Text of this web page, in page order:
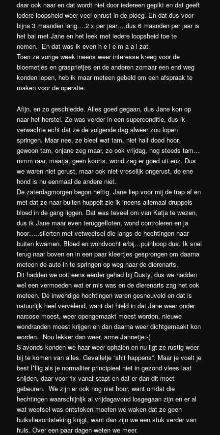
daar ook naar en dat wordt niet door iedereen gepikt en dat geeft
iedere loopsheid weer veel onrust in de ploeg. En dat dus voor
bijna 3 maanden lang….2 x per jaar….dus 6 maanden per jaar is
het bal met Jane en het leek met iedere loopsheid toe te
nemen. En dat was ik even h e l e m a a l zat.
Toen ze vorige week ineens weer interesse kreeg voor de
bloemetjes en grasprietjes en de anderen zomaar een end weg
konden lopen, heb ik maar meteen gebeld om een afspraak te
maken voor de operatie.
Afijn, en zo geschiedde. Alles goed gegaan, dus Jane kon op
naar het herstel. Ze was verder in een superconditie, dus ik
verwachte echt dat ze de volgende dag alweer zou lopen
springen. Maar nee, ze bleef wat tam, niet half dood hoor,
gewoon tam, onjane zeg maar, zo ook vrijdag, nog steeds tam…
mmm raar, maarja, geen koorts, wond zag er goed uit enz. Dus
we waren niet gerust, maar ook niet vreselijk ongerust, de ene
hond is nu eenmaal de andere niet.
De zaterdagmorgen begon heftig. Jane liep voor mij de trap af en
met dat ze naar buiten huppelt zie ik ineens allemaal druppels
bloed in de gang liggen. Dat was teveel om van Katja te wezen,
dus ik Jane maar even teruggefloten, wond controleren en ja
hoor…..slierten met vetweefsel die langs de hechtingen naar
buiten kwamen. Bloed en wondvocht erbij…puinhoop dus. Ik snel
terug naar boven en in een paar kleertjes gesprongen om daarna
meteen de auto in te springen op weg naar de dierenarts.
Dit hadden we ooit eens eerder gehad bij Dusty, dus we hadden
wel een vermoeden wat er mis was en de dierenarts zag het ook
meteen. De inwendige hechtingen waren gesneuveld en dat is
natuurlijk heel vervelend, want dat hield in dat Jane weer onder
narcose moest, weer opengemaakt moest worden, nieuwe
wondranden moest krijgen en dan daarna weer dichtgemaakt kon
worden. Nou lekker dan weer, arme Jannetje:-(
S’avonds konden we haar weer ophalen en nu ligt ze rustig weer
bij te komen van alles. Gevalletje “shit happens”. Maar je voelt je
best l*llig als je normaliter principieel niet in gezond vlees laat
snijden, daar voor 1x vanaf stapt en dat er dan dit moet
gebeuren. We zijn er ook nog niet hoor, want omdat die
hechtingen waarschijnljk al vrijdagavond losgegaan zijn en er al
wat weefsel was ontstoken moeten we waken dat ze geen
buikvliesontsteking krijgt, want dan zijn we een stuk verder van
huis. Over een paar dagen weten we meer.